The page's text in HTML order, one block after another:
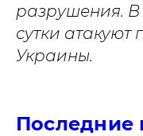
разрушения. В
сутки атакуют
Украины.
Последние